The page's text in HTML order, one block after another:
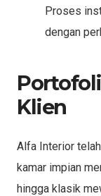
Proses
dengan
Klien
Alfa Interior
kamar impian
hingga klasik